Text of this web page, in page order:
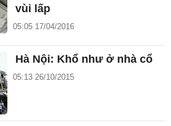
vùi lấp
05:05 17/04/2016
Hà Nội: Khổ như ở nhà cổ
05:13 26/10/2015